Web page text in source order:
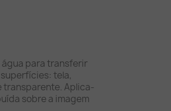
água para transferir
tela,
transparente. Aplica-
sobre a imagem